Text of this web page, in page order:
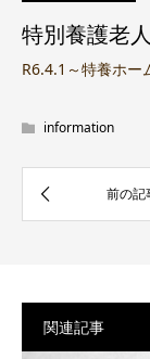
特別養護老
R6.4.1～特養ホー
information
関連記事